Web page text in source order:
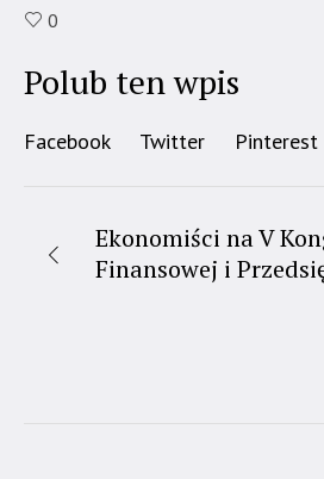
0
Polub ten wpis
Facebook Twitter Pinterest
Ekonomiści na V
Finansowej i